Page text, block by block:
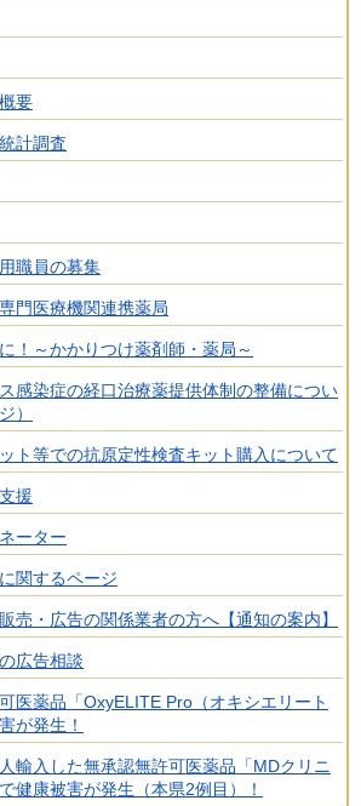
要
計調査
職員の募集
門医療機関連携薬局
！～かかりつけ薬剤師・薬局～
感染症の経口治療薬提供体制の整備につい
）
ト等での抗原定性検査キット購入について
援
ーター
関するページ
売・広告の関係業者の方へ【通知の案内】
広告相談
医薬品「OxyELITE Pro（オキシエリート
が発生！
輸入した無承認無許可医薬品「MDクリニ
健康被害が発生（本県2例目）！